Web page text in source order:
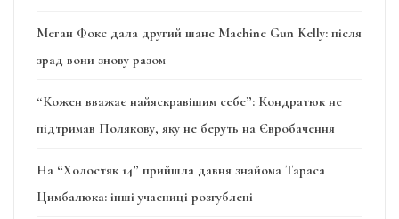
Меган Фокс дала другий шанс Machine Gun Kelly: після
зрад вони знову разом
“Кожен вважає найяскравішим себе”: Кондратюк не
підтримав Полякову, яку не беруть на Євробачення
На “Холостяк 14” прийшла давня знайома Тараса
Цимбалюка: інші учасниці розгублені